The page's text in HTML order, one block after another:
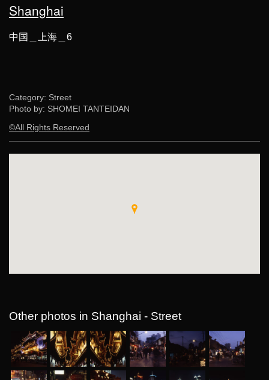
Shanghai
中国＿上海＿6
Category: Street
Photo by: SHOMEI TANTEIDAN
©All Rights Reserved
Other photos in Shanghai - Street